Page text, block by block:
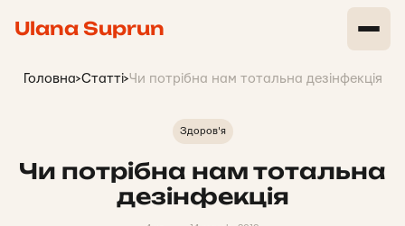
Ulana Suprun
Головна>Статті>Чи потрібна нам тотальна дезінфекція
Здоров'я
Чи потрібна нам тотальна
дезінфекція